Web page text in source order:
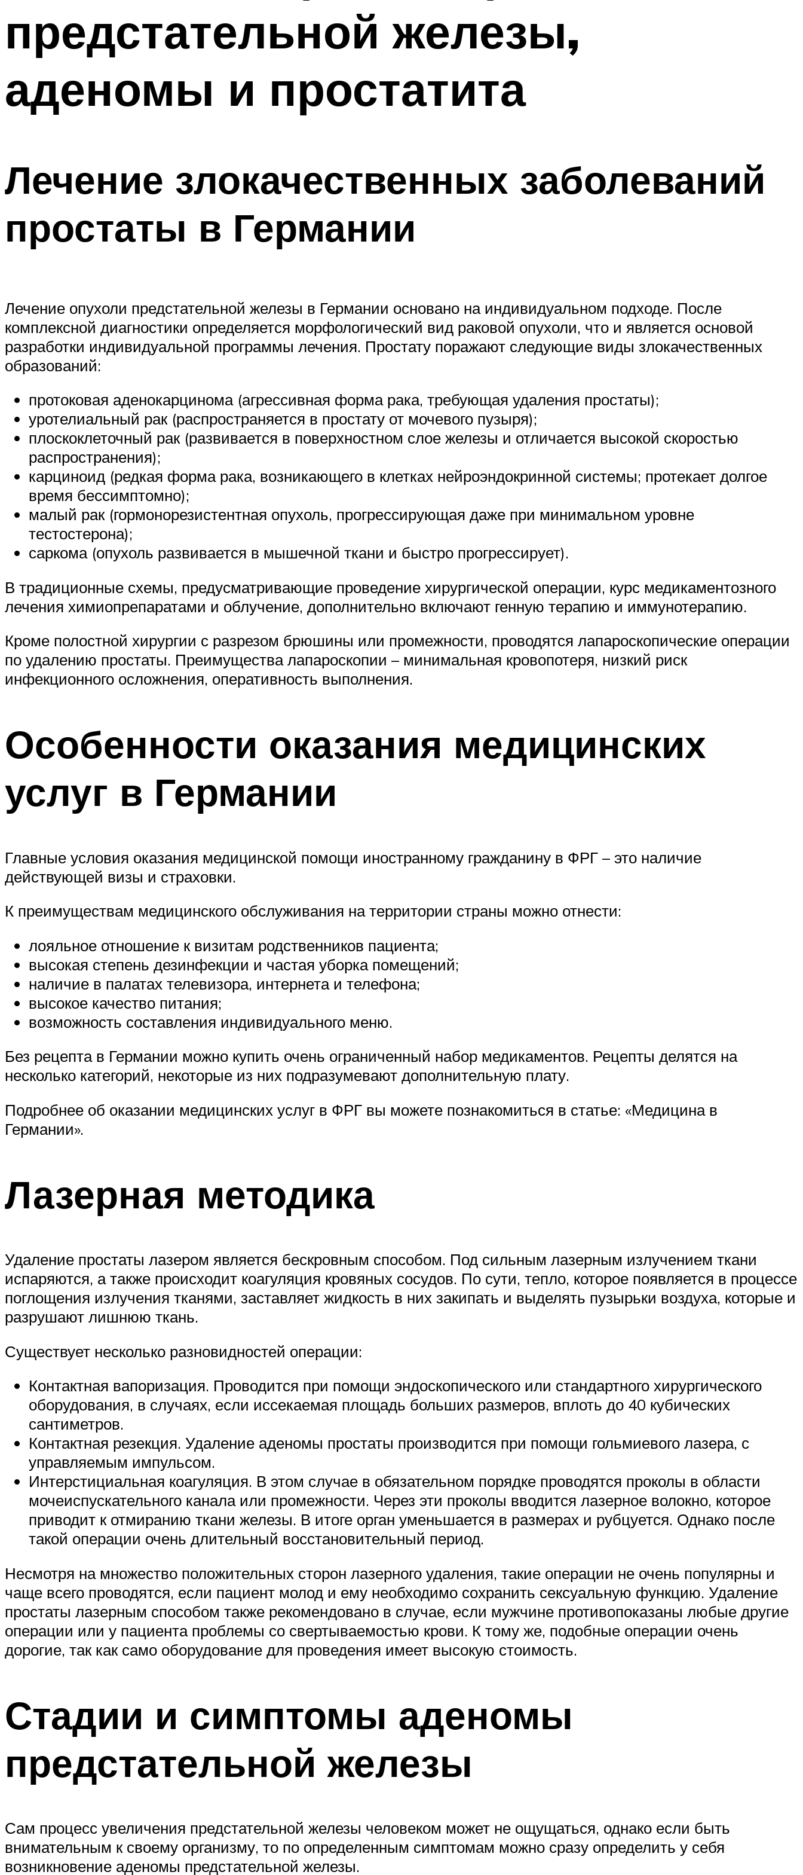
предстательной железы,
аденомы и простатита
Лечение злокачественных заболеваний
простаты в Германии
Лечение опухоли предстательной железы в Германии основано на индивидуальном подходе. После
комплексной диагностики определяется морфологический вид раковой опухоли, что и является основой
разработки индивидуальной программы лечения. Простату поражают следующие виды злокачественных
образований:
протоковая аденокарцинома (агрессивная форма рака, требующая удаления простаты);
уротелиальный рак (распространяется в простату от мочевого пузыря);
плоскоклеточный рак (развивается в поверхностном слое железы и отличается высокой скоростью
распространения);
карциноид (редкая форма рака, возникающего в клетках нейроэндокринной системы; протекает долгое
время бессимптомно);
малый рак (гормонорезистентная опухоль, прогрессирующая даже при минимальном уровне
тестостерона);
саркома (опухоль развивается в мышечной ткани и быстро прогрессирует).
В традиционные схемы, предусматривающие проведение хирургической операции, курс медикаментозного
лечения химиопрепаратами и облучение, дополнительно включают генную терапию и иммунотерапию.
Кроме полостной хирургии с разрезом брюшины или промежности, проводятся лапароскопические операции
по удалению простаты. Преимущества лапароскопии – минимальная кровопотеря, низкий риск
инфекционного осложнения, оперативность выполнения.
Особенности оказания медицинских
услуг в Германии
Главные условия оказания медицинской помощи иностранному гражданину в ФРГ – это наличие
действующей визы и страховки.
К преимуществам медицинского обслуживания на территории страны можно отнести:
лояльное отношение к визитам родственников пациента;
высокая степень дезинфекции и частая уборка помещений;
наличие в палатах телевизора, интернета и телефона;
высокое качество питания;
возможность составления индивидуального меню.
Без рецепта в Германии можно купить очень ограниченный набор медикаментов. Рецепты делятся на
несколько категорий, некоторые из них подразумевают дополнительную плату.
Подробнее об оказании медицинских услуг в ФРГ вы можете познакомиться в статье: «Медицина в
Германии».
Лазерная методика
Удаление простаты лазером является бескровным способом. Под сильным лазерным излучением ткани
испаряются, а также происходит коагуляция кровяных сосудов. По сути, тепло, которое появляется в процессе
поглощения излучения тканями, заставляет жидкость в них закипать и выделять пузырьки воздуха, которые и
разрушают лишнюю ткань.
Существует несколько разновидностей операции:
Контактная вапоризация. Проводится при помощи эндоскопического или стандартного хирургического
оборудования, в случаях, если иссекаемая площадь больших размеров, вплоть до 40 кубических
сантиметров.
Контактная резекция. Удаление аденомы простаты производится при помощи гольмиевого лазера, с
управляемым импульсом.
Интерстициальная коагуляция. В этом случае в обязательном порядке проводятся проколы в области
мочеиспускательного канала или промежности. Через эти проколы вводится лазерное волокно, которое
приводит к отмиранию ткани железы. В итоге орган уменьшается в размерах и рубцуется. Однако после
такой операции очень длительный восстановительный период.
Несмотря на множество положительных сторон лазерного удаления, такие операции не очень популярны и
чаще всего проводятся, если пациент молод и ему необходимо сохранить сексуальную функцию. Удаление
простаты лазерным способом также рекомендовано в случае, если мужчине противопоказаны любые другие
операции или у пациента проблемы со свертываемостью крови. К тому же, подобные операции очень
дорогие, так как само оборудование для проведения имеет высокую стоимость.
Стадии и симптомы аденомы
предстательной железы
Сам процесс увеличения предстательной железы человеком может не ощущаться, однако если быть
внимательным к своему организму, то по определенным симптомам можно сразу определить у себя
возникновение аденомы предстательной железы.